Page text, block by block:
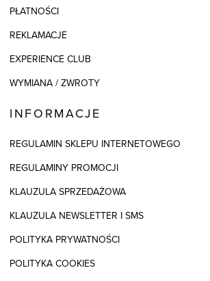
PŁATNOŚCI
REKLAMACJE
EXPERIENCE CLUB
WYMIANA / ZWROTY
INFORMACJE
REGULAMIN SKLEPU INTERNETOWEGO
REGULAMINY PROMOCJI
KLAUZULA SPRZEDAŻOWA
KLAUZULA NEWSLETTER I SMS
POLITYKA PRYWATNOŚCI
POLITYKA COOKIES